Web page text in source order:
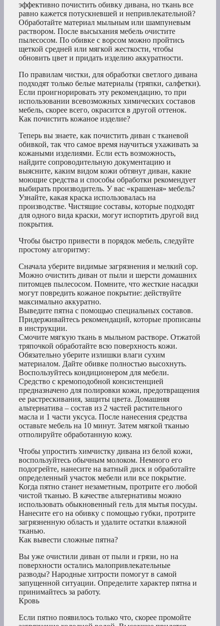
эффективно почистить обивку дивана, но ткань все
равно кажется потускневшей и непривлекательной?
Обработайте материал мыльным или шампуневым
раствором. После высыхания мебель очистите
пылесосом. По обивке с ворсом можно пройтись
щеткой средней или мягкой жесткости, чтобы
обновить цвет и придать изделию аккуратности.
По правилам чистки, для обработки светлого дивана
подходят только белые материалы (тряпки, салфетки).
Если проигнорировать эту рекомендацию, то при
использовании всевозможных химических составов
мебель, скорее всего, окрасится в другой оттенок.
Как почистить кожаное изделие?
Теперь вы знаете, как почистить диван с тканевой
обивкой, так что самое время научиться ухаживать за
кожаными изделиями. Если есть возможность,
найдите сопроводительную документацию и
выясните, каким видом кожи обтянут диван, какие
моющие средства и способы обработки рекомендует
выбирать производитель. У вас «крашеная» мебель?
Узнайте, какая краска использовалась на
производстве. Чистящие составы, которые подходят
для одного вида краски, могут испортить другой вид
покрытия.
Чтобы быстро привести в порядок мебель, следуйте
простому алгоритму:
Сначала уберите видимые загрязнения и мелкий сор.
Можно очистить диван от пыли и шерсти домашних
питомцев пылесосом. Помните, что жесткие насадки
могут повредить кожаное покрытие: действуйте
максимально аккуратно.
Выведите пятна с помощью специальных составов.
Придерживайтесь рекомендаций, которые прописаны
в инструкции.
Смочите мягкую ткань в мыльном растворе. Отжатой
тряпочкой обработайте всю поверхность кожи.
Обязательно уберите излишки влаги сухим
материалом. Дайте обивке полностью высохнуть.
Воспользуйтесь кондиционером для мебели.
Средство с кремоподобной консистенцией
предназначено для полировки кожи, предотвращения
ее растрескивания, защиты цвета. Домашняя
альтернатива – состав из 2 частей растительного
масла и 1 части уксуса. После нанесения средства
оставьте мебель на 10 минут. Затем мягкой тканью
отполируйте обработанную кожу.
Чтобы упростить химчистку дивана из белой кожи,
воспользуйтесь обычным молоком. Немного его
подогрейте, нанесите на ватный диск и обработайте
определенный участок мебели или все покрытие.
Когда пятно станет незаметным, протрите его любой
чистой тканью. В качестве альтернативы можно
использовать обыкновенный гель для мытья посуды.
Нанесите его на обивку с помощью губки, протрите
загрязненную область и удалите остатки влажной
тканью.
Как вывести сложные пятна?
Вы уже очистили диван от пыли и грязи, но на
поверхности остались малопривлекательные
разводы? Народные хитрости помогут в самой
запущенной ситуации. Определите характер пятна и
принимайтесь за работу.
Кровь
Если пятно появилось только что, скорее промойте